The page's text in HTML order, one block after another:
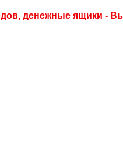
денежные ящики -